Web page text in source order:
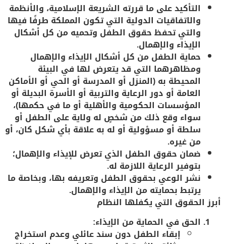
التأكيد على ما قررته الشريعة الإسلامية، والأنظمة
والاتفاقيات الدولية التي تكون المملكة طرفًا فيها
والتي تحفظ حقوق الطفل وتحميه من كل أشكال
الإيذاء والإهمال.
حماية الطفل من كل أشكال الإيذاء والإهمال
ومظاهرهما التي قد يتعرض لها في البيئة
المحيطة به(المنزل أو المدرسة أو الحي أو الأماكن
العامة أو دور الرعاية والتربية أو الأسرة البديلة أو
المؤسسات الحكومية والأهلية أو ما في حكمها)،
سواء وقع ذلك من شخصٍ له ولاية على الطفل أو
سلطة أو مسؤولية أو له به علاقة بأي شكل كان، أو
من غيره.
ضمان حقوق الطفل الذي تعرض للإيذاء والإهمال؛
بتوفير الرعاية اللازمة له.
نشر الوعي بحقوق الطفل وتعريفه بها، وبخاصة ما
يرتبط بحمايته من الإيذاء والإهمال.
أبرز الحقوق التي يكفلها النظام
الحق في الحماية من الإيذاء:
إبقاء الطفل دون سند عائلي وعدم استخراج